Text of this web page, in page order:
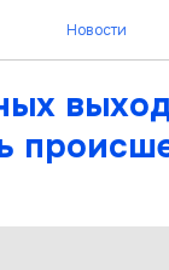
Новости